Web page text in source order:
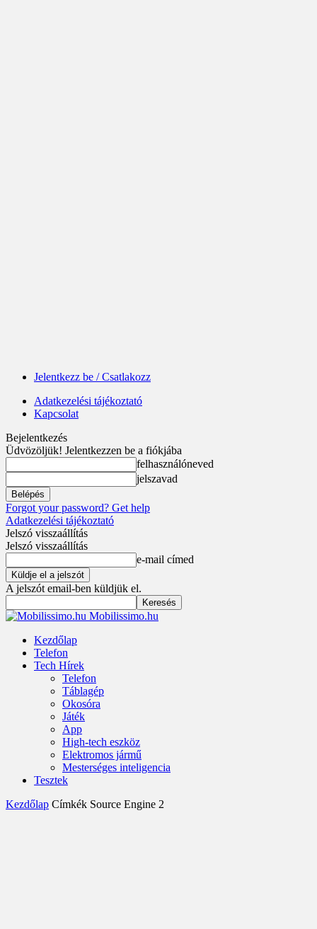
Jelentkezz be / Csatlakozz
Adatkezelési tájékoztató
Kapcsolat
Bejelentkezés
Üdvözöljük! Jelentkezzen be a fiókjába
felhasználóneved
jelszavad
Forgot your password? Get help
Adatkezelési tájékoztató
Jelszó visszaállítás
Jelszó visszaállítás
e-mail címed
A jelszót email-ben küldjük el.
Mobilissimo.hu
Kezdőlap
Telefon
Tech Hírek
Telefon
Táblagép
Okosóra
Játék
App
High-tech eszköz
Elektromos jármű
Mesterséges inteligencia
Tesztek
Kezdőlap Címkék Source Engine 2